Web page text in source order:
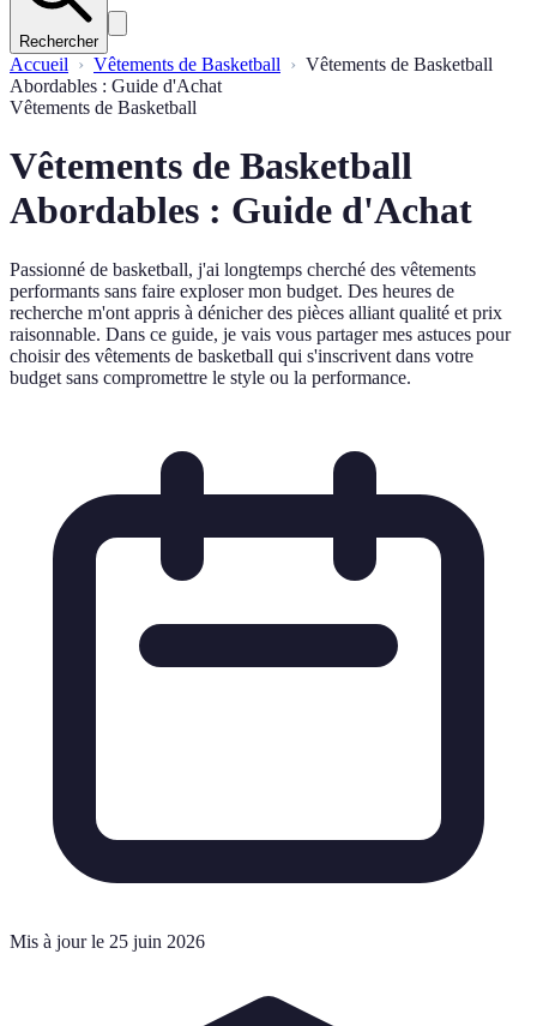
Rechercher
Accueil Vêtements de Basketball
Vêtements de Basketball
Abordables : Guide d'Achat
Vêtements de Basketball
Vêtements de Basketball
Abordables : Guide d'Achat
Passionné de basketball, j'ai longtemps cherché des vêtements
performants sans faire exploser mon budget. Des heures de
recherche m'ont appris à dénicher des pièces alliant qualité et prix
raisonnable. Dans ce guide, je vais vous partager mes astuces pour
choisir des vêtements de basketball qui s'inscrivent dans votre
budget sans compromettre le style ou la performance.
Mis à jour le 25 juin 2026